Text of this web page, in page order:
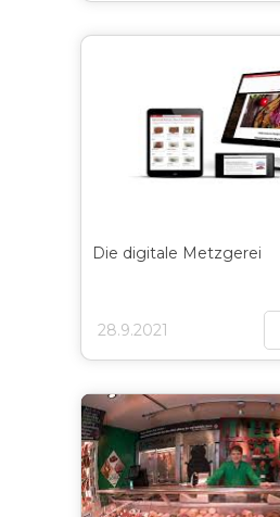
Die digitale Metzgerei
28.9.2021